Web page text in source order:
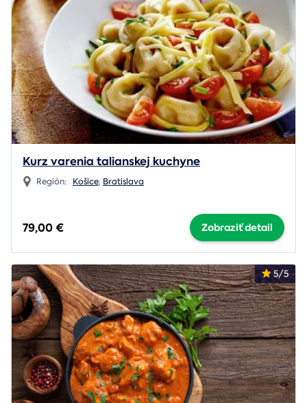
Kurz varenia talianskej kuchyne
Región: Košice, Bratislava
79,00 € Zobraziť detail
5/5